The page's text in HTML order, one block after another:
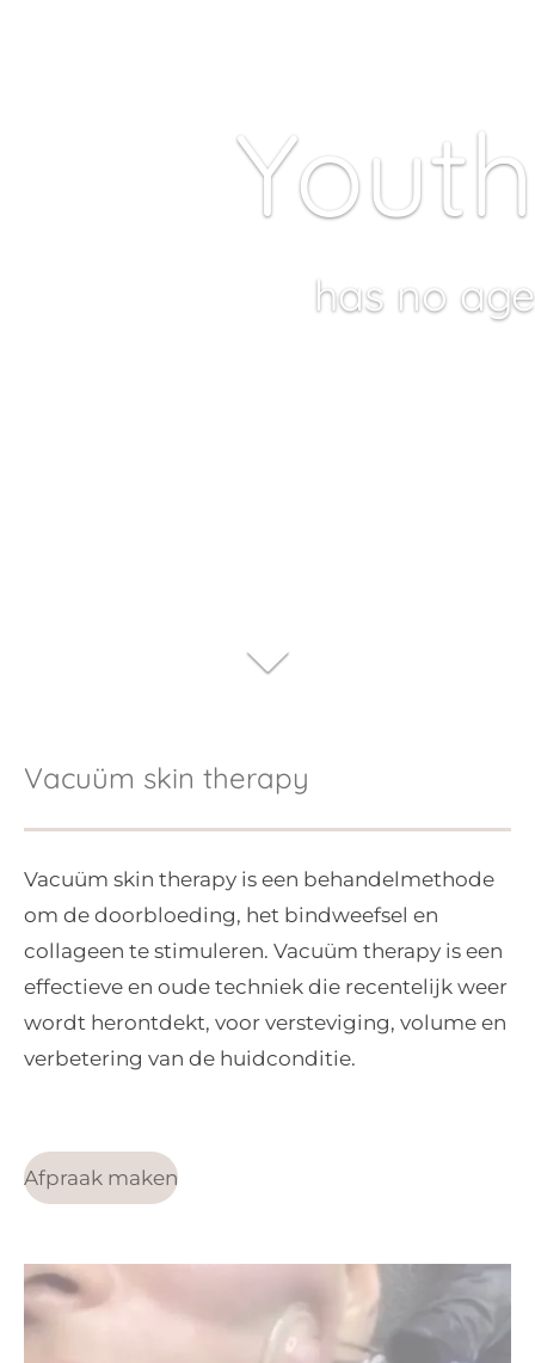
Youth
has no age
Vacuüm skin therapy
Vacuüm skin therapy is een behandelmethode
om de doorbloeding, het bindweefsel en
collageen te stimuleren. Vacuüm therapy is een
effectieve en oude techniek die recentelijk weer
wordt herontdekt, voor versteviging, volume en
verbetering van de huidconditie.
Afpraak maken